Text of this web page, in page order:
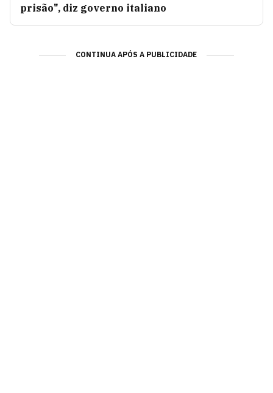
prisão", diz governo italiano
CONTINUA APÓS A PUBLICIDADE